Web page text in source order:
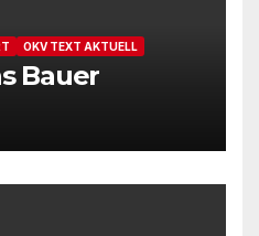
OKV TEXT AKTUELL
Bauer